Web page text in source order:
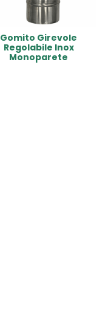
Gomito Girevole
Regolabile Inox
Monoparete